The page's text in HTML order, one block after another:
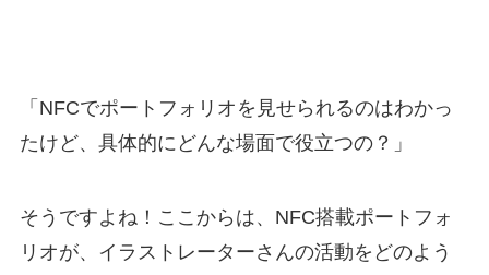
「NFCでポートフォリオを見せられるのはわかっ
たけど、具体的にどんな場面で役立つの？」
そうですよね！ここからは、NFC搭載ポートフォ
リオが、イラストレーターさんの活動をどのよう